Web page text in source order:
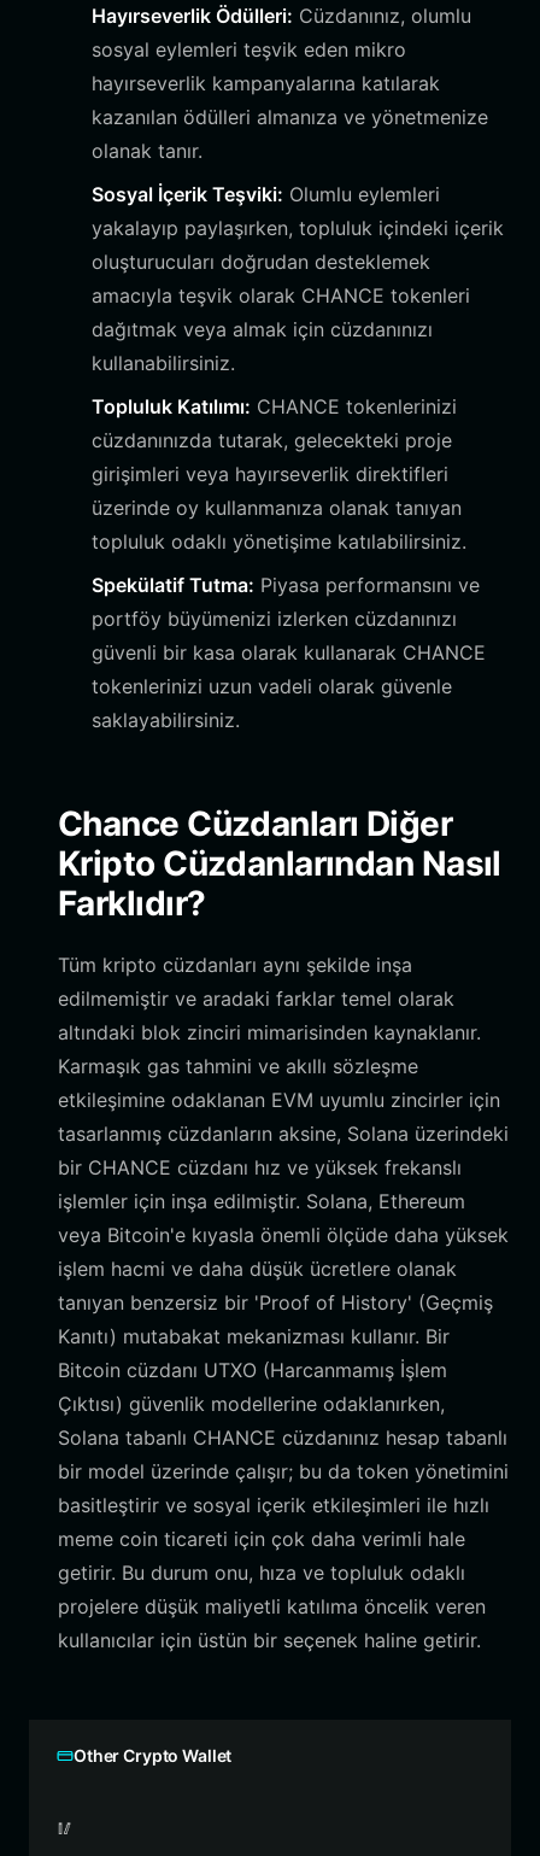
Hayırseverlik Ödülleri: Cüzdanınız, olumlu
sosyal eylemleri teşvik eden mikro
hayırseverlik kampanyalarına katılarak
kazanılan ödülleri almanıza ve yönetmenize
olanak tanır.
Sosyal İçerik Teşviki: Olumlu eylemleri
yakalayıp paylaşırken, topluluk içindeki içerik
oluşturucuları doğrudan desteklemek
amacıyla teşvik olarak CHANCE tokenleri
dağıtmak veya almak için cüzdanınızı
kullanabilirsiniz.
Topluluk Katılımı: CHANCE tokenlerinizi
cüzdanınızda tutarak, gelecekteki proje
girişimleri veya hayırseverlik direktifleri
üzerinde oy kullanmanıza olanak tanıyan
topluluk odaklı yönetişime katılabilirsiniz.
Spekülatif Tutma: Piyasa performansını ve
portföy büyümenizi izlerken cüzdanınızı
güvenli bir kasa olarak kullanarak CHANCE
tokenlerinizi uzun vadeli olarak güvenle
saklayabilirsiniz.
Chance Cüzdanları Diğer
Kripto Cüzdanlarından Nasıl
Farklıdır?
Tüm kripto cüzdanları aynı şekilde inşa
edilmemiştir ve aradaki farklar temel olarak
altındaki blok zinciri mimarisinden kaynaklanır.
Karmaşık gas tahmini ve akıllı sözleşme
etkileşimine odaklanan EVM uyumlu zincirler için
tasarlanmış cüzdanların aksine, Solana üzerindeki
bir CHANCE cüzdanı hız ve yüksek frekanslı
işlemler için inşa edilmiştir. Solana, Ethereum
veya Bitcoin'e kıyasla önemli ölçüde daha yüksek
işlem hacmi ve daha düşük ücretlere olanak
tanıyan benzersiz bir 'Proof of History' (Geçmiş
Kanıtı) mutabakat mekanizması kullanır. Bir
Bitcoin cüzdanı UTXO (Harcanmamış İşlem
Çıktısı) güvenlik modellerine odaklanırken,
Solana tabanlı CHANCE cüzdanınız hesap tabanlı
bir model üzerinde çalışır; bu da token yönetimini
basitleştirir ve sosyal içerik etkileşimleri ile hızlı
meme coin ticareti için çok daha verimli hale
getirir. Bu durum onu, hıza ve topluluk odaklı
projelere düşük maliyetli katılıma öncelik veren
kullanıcılar için üstün bir seçenek haline getirir.
Other Crypto Wallet
🥢